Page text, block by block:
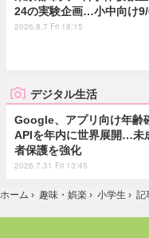
24の実験企画…小中向け
2026.8.7 Fri 18:15
デジタル生活
Google、アプリ向け年齢
APIを年内に世界展開…未
者保護を強化
2026.7.31 Fri 13:45
ホーム › 趣味・娯楽 › 小学生 › 記